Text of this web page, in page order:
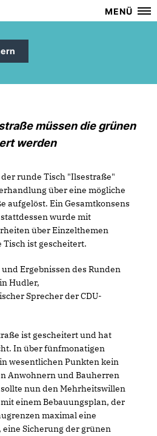
MENÜ
müssen die grünen
werden
runde Tisch "Ilsestraße"
über eine mögliche
aufgelöst. Ein Gesamtkonsens
wurde mit
über Einzelthemen
Tisch ist gescheitert.
Ergebnissen des Runden
Hudler,
Sprecher der CDU-
ist gescheitert und hat
In über fünfmonatigen
wesentlichen Punkten kein
Anwohnern und Bauherren
nun den Mehrheitswillen
einem Bebauungsplan, der
maximal eine
eine Sicherung der grünen